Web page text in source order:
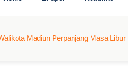
Madiun Perpanjang Masa